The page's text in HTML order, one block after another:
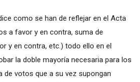
como se han de reflejar en el Acta
a favor y en contra, suma de
y en contra, etc.) todo ello en el
la doble mayoría necesaria para los
de votos que a su vez supongan